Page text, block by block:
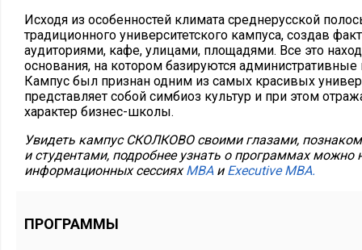
Исходя из особенностей климата среднерусской
традиционного университетского кампуса, создав
аудиториями, кафе, улицами, площадями. Все это
основания, на котором базируются административные
Кампус был признан одним из самых красивых
представляет собой симбиоз культур и при этом
характер бизнес-школы.
Увидеть кампус СКОЛКОВО своими глазами,
и студентами, подробнее узнать о программах можно
информационных сессияхМВАи Executive MBA.
ПРОГРАММЫ